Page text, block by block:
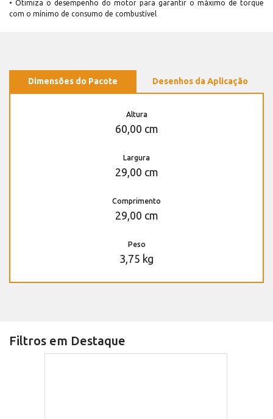
• Otimiza o desempenho do motor para garantir o máximo de torque
com o mínimo de consumo de combustível
Dimensões do Pacote Desenhos da Aplicação
Altura
60,00 cm
Largura
29,00 cm
Comprimento
29,00 cm
Peso
3,75 kg
Filtros em Destaque